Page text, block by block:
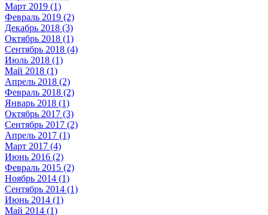
Март 2019 (1)
Февраль 2019 (2)
Декабрь 2018 (3)
Октябрь 2018 (1)
Сентябрь 2018 (4)
Июль 2018 (1)
Май 2018 (1)
Апрель 2018 (2)
Февраль 2018 (2)
Январь 2018 (1)
Октябрь 2017 (3)
Сентябрь 2017 (2)
Апрель 2017 (1)
Март 2017 (4)
Июнь 2016 (2)
Февраль 2015 (2)
Ноябрь 2014 (1)
Сентябрь 2014 (1)
Июнь 2014 (1)
Май 2014 (1)